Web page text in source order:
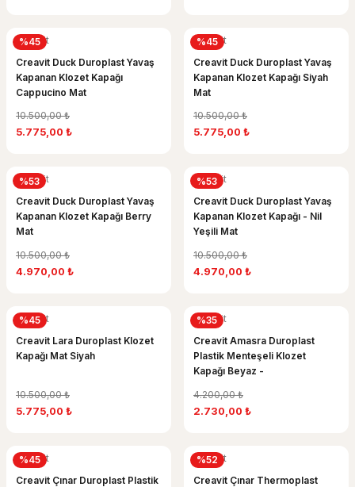
%45
Creavit
Creavit Duck Duroplast Yavaş
Kapanan Klozet Kapağı
Cappucino Mat
10.500,00 ₺
5.775,00 ₺
%45
Creavit
Creavit Duck Duroplast Yavaş
Kapanan Klozet Kapağı Siyah
Mat
10.500,00 ₺
5.775,00 ₺
%53
Creavit
Creavit Duck Duroplast Yavaş
Kapanan Klozet Kapağı Berry
Mat
10.500,00 ₺
4.970,00 ₺
%53
Creavit
Creavit Duck Duroplast Yavaş
Kapanan Klozet Kapağı - Nil
Yeşili Mat
10.500,00 ₺
4.970,00 ₺
%45
Creavit
Creavit Lara Duroplast Klozet
Kapağı Mat Siyah
10.500,00 ₺
5.775,00 ₺
%35
Creavit
Creavit Amasra Duroplast
Plastik Menteşeli Klozet
Kapağı Beyaz -
4.200,00 ₺
2.730,00 ₺
%45
Creavit
Creavit Çınar Duroplast Plastik
%52
Creavit
Creavit Çınar Thermoplast